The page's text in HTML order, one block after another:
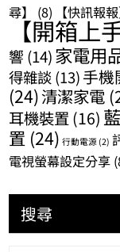
尋】
(8) 【快訊報報
【開箱上
響 (14)家電用
得雜談 (13)手機
(24)清潔家電
耳機裝置 (16)
置 (24) 行動電源 (2)
電視螢幕設定分享
搜尋